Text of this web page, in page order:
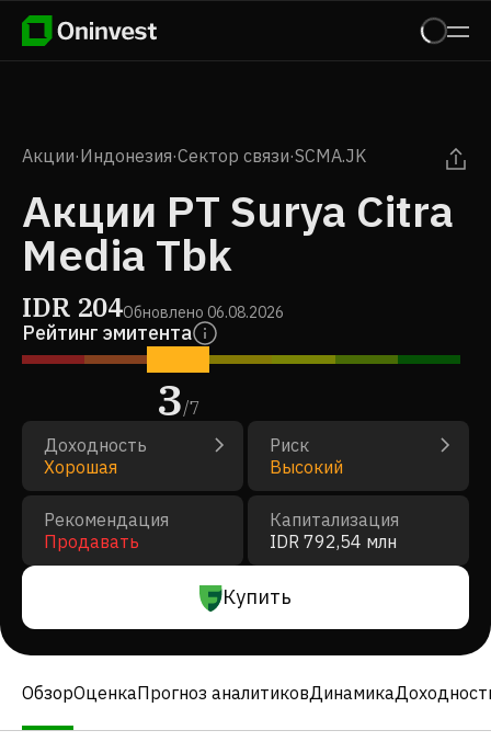
Акции·Индонезия·Сектор связи·SCMA.JK
Акции PT Surya Citra
Media Tbk
IDR 204Обновлено 06.08.2026
Рейтинг эмитента
3/7
Доходность
Хорошая
Риск
Высокий
Рекомендация
Продавать
Капитализация
IDR 792,54 млн
Купить
ОбзорОценкаПрогноз аналитиковДинамика